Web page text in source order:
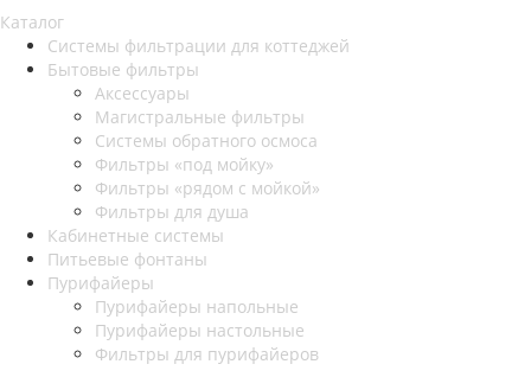
Каталог
Системы фильтрации для коттеджей
Бытовые фильтры
Аксессуары
Магистральные фильтры
Системы обратного осмоса
Фильтры «под мойку»
Фильтры «рядом с мойкой»
Фильтры для душа
Кабинетные системы
Питьевые фонтаны
Пурифайеры
Пурифайеры напольные
Пурифайеры настольные
Фильтры для пурифайеров